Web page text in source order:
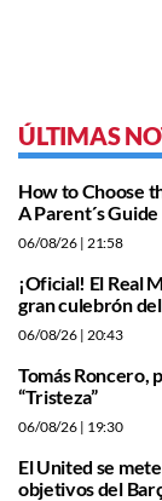
ÚLTIMAS
How to Choose
A Parent´s Guide
06/08/26 | 21:58
¡Oficial! El Real
gran culebrón
06/08/26 | 20:43
Tomás Roncero,
“Tristeza”
06/08/26 | 19:30
El United se
objetivos del